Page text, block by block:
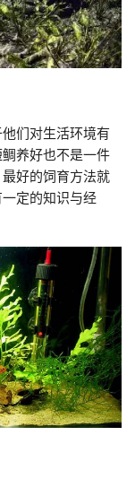
们对生活环境有
养好也不是一件
好的饲育方法就
定的知识与经